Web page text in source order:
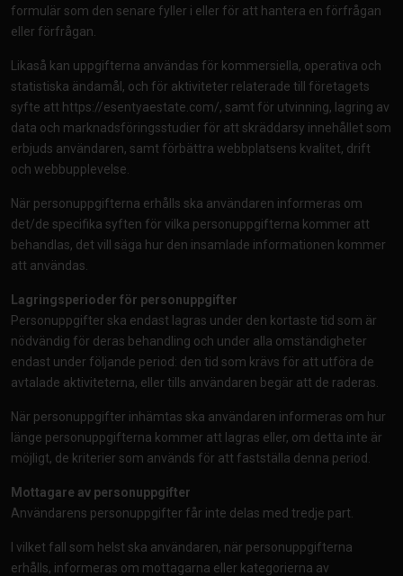
formulär som den senare fyller i eller för att hantera en förfrågan
eller förfrågan.
Likaså kan uppgifterna användas för kommersiella, operativa och
statistiska ändamål, och för aktiviteter relaterade till företagets
syfte att https://esentyaestate.com/, samt för utvinning, lagring av
data och marknadsföringsstudier för att skräddarsy innehållet som
erbjuds användaren, samt förbättra webbplatsens kvalitet, drift
och webbupplevelse.
När personuppgifterna erhålls ska användaren informeras om
det/de specifika syften för vilka personuppgifterna kommer att
behandlas, det vill säga hur den insamlade informationen kommer
att användas.
Lagringsperioder för personuppgifter
Personuppgifter ska endast lagras under den kortaste tid som är
nödvändig för deras behandling och under alla omständigheter
endast under följande period: den tid som krävs för att utföra de
avtalade aktiviteterna, eller tills användaren begär att de raderas.
När personuppgifter inhämtas ska användaren informeras om hur
länge personuppgifterna kommer att lagras eller, om detta inte är
möjligt, de kriterier som används för att fastställa denna period.
Mottagare av personuppgifter
Användarens personuppgifter får inte delas med tredje part.
I vilket fall som helst ska användaren, när personuppgifterna
erhålls, informeras om mottagarna eller kategorierna av